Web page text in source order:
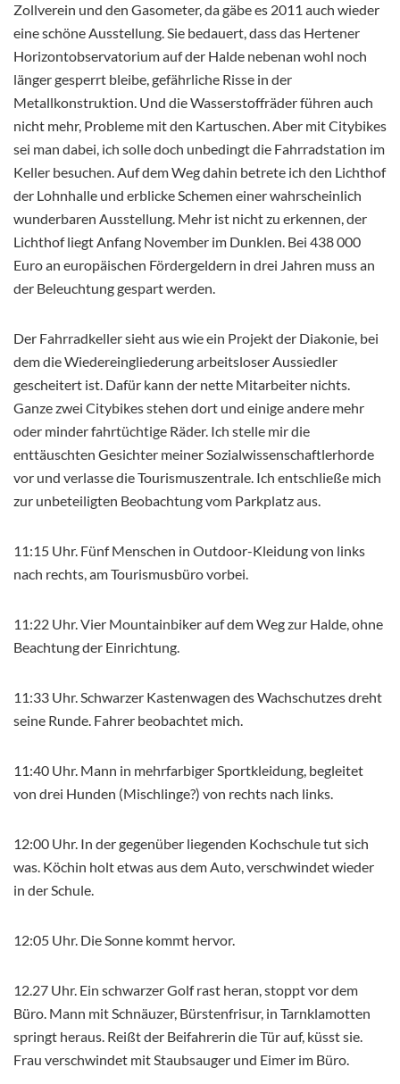
Zollverein und den Gasometer, da gäbe es 2011 auch wieder
eine schöne Ausstellung. Sie bedauert, dass das Hertener
Horizontobservatorium auf der Halde nebenan wohl noch
länger gesperrt bleibe, gefährliche Risse in der
Metallkonstruktion. Und die Wasserstoffräder führen auch
nicht mehr, Probleme mit den Kartuschen. Aber mit Citybikes
sei man dabei, ich solle doch unbedingt die Fahrradstation im
Keller besuchen. Auf dem Weg dahin betrete ich den Lichthof
der Lohnhalle und erblicke Schemen einer wahrscheinlich
wunderbaren Ausstellung. Mehr ist nicht zu erkennen, der
Lichthof liegt Anfang November im Dunklen. Bei 438 000
Euro an europäischen Fördergeldern in drei Jahren muss an
der Beleuchtung gespart werden.
Der Fahrradkeller sieht aus wie ein Projekt der Diakonie, bei
dem die Wiedereingliederung arbeitsloser Aussiedler
gescheitert ist. Dafür kann der nette Mitarbeiter nichts.
Ganze zwei Citybikes stehen dort und einige andere mehr
oder minder fahrtüchtige Räder. Ich stelle mir die
enttäuschten Gesichter meiner Sozialwissenschaftlerhorde
vor und verlasse die Tourismuszentrale. Ich entschließe mich
zur unbeteiligten Beobachtung vom Parkplatz aus.
11:15 Uhr. Fünf Menschen in Outdoor-Kleidung von links
nach rechts, am Tourismusbüro vorbei.
11:22 Uhr. Vier Mountainbiker auf dem Weg zur Halde, ohne
Beachtung der Einrichtung.
11:33 Uhr. Schwarzer Kastenwagen des Wachschutzes dreht
seine Runde. Fahrer beobachtet mich.
11:40 Uhr. Mann in mehrfarbiger Sportkleidung, begleitet
von drei Hunden (Mischlinge?) von rechts nach links.
12:00 Uhr. In der gegenüber liegenden Kochschule tut sich
was. Köchin holt etwas aus dem Auto, verschwindet wieder
in der Schule.
12:05 Uhr. Die Sonne kommt hervor.
12.27 Uhr. Ein schwarzer Golf rast heran, stoppt vor dem
Büro. Mann mit Schnäuzer, Bürstenfrisur, in Tarnklamotten
springt heraus. Reißt der Beifahrerin die Tür auf, küsst sie.
Frau verschwindet mit Staubsauger und Eimer im Büro.